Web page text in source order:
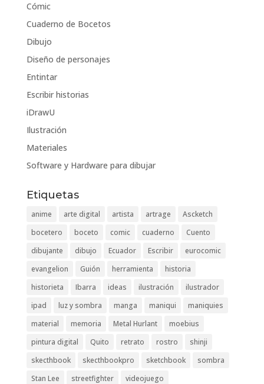
Cómic
Cuaderno de Bocetos
Dibujo
Diseño de personajes
Entintar
Escribir historias
iDrawU
Ilustración
Materiales
Software y Hardware para dibujar
Etiquetas
anime arte digital artista artrage
Ascketch
bocetero
boceto comic cuaderno
Cuento
dibujante
dibujo Ecuador Escribir
eurocomic
evangelion
Guión herramienta
historia
historieta
Ibarra ideas ilustración
ilustrador
ipad
luz y sombra manga maniqui
maniquies
material
memoria Metal Hurlant
moebius
pintura digital
Quito retrato rostro
shinji
skecthbook
skecthbookpro sketchbook
sombra
Stan Lee
streetfighter videojuego